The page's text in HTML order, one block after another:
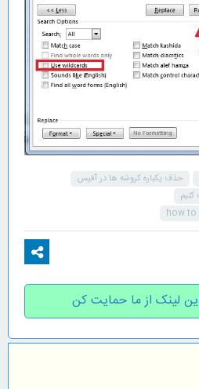
حذف یکباره کروشه ها در آفیس
how to
لینک از ما حمایت کن